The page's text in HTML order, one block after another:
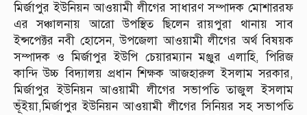
মির্জাপুর ইউনিয়ন আওয়ামী লীগের সাধারণ সম্পাদক মোশাররফ
এর সঞ্চালনায় আরো উপস্থিত ছিলেন রায়পুরা থানায় সাব
ইন্সপেক্টর নবী হোসেন, উপজেলা আওয়ামী লীগের অর্থ বিষয়ক
সম্পাদক ও মির্জাপুর ইউপি চেয়ারম্যান মঞ্জুর এলাহি, পিরিজ
কান্দি উচ্চ বিদ্যালয় প্রধান শিক্ষক আজহারুল ইসলাম সরকার,
মির্জাপুর ইউনিয়ন আওয়ামী লীগের সভাপতি তাজুল ইসলাম
ভূঁইয়া,মির্জাপুর ইউনিয়ন আওয়ামী লীগের সিনিয়র সহ সভাপতি